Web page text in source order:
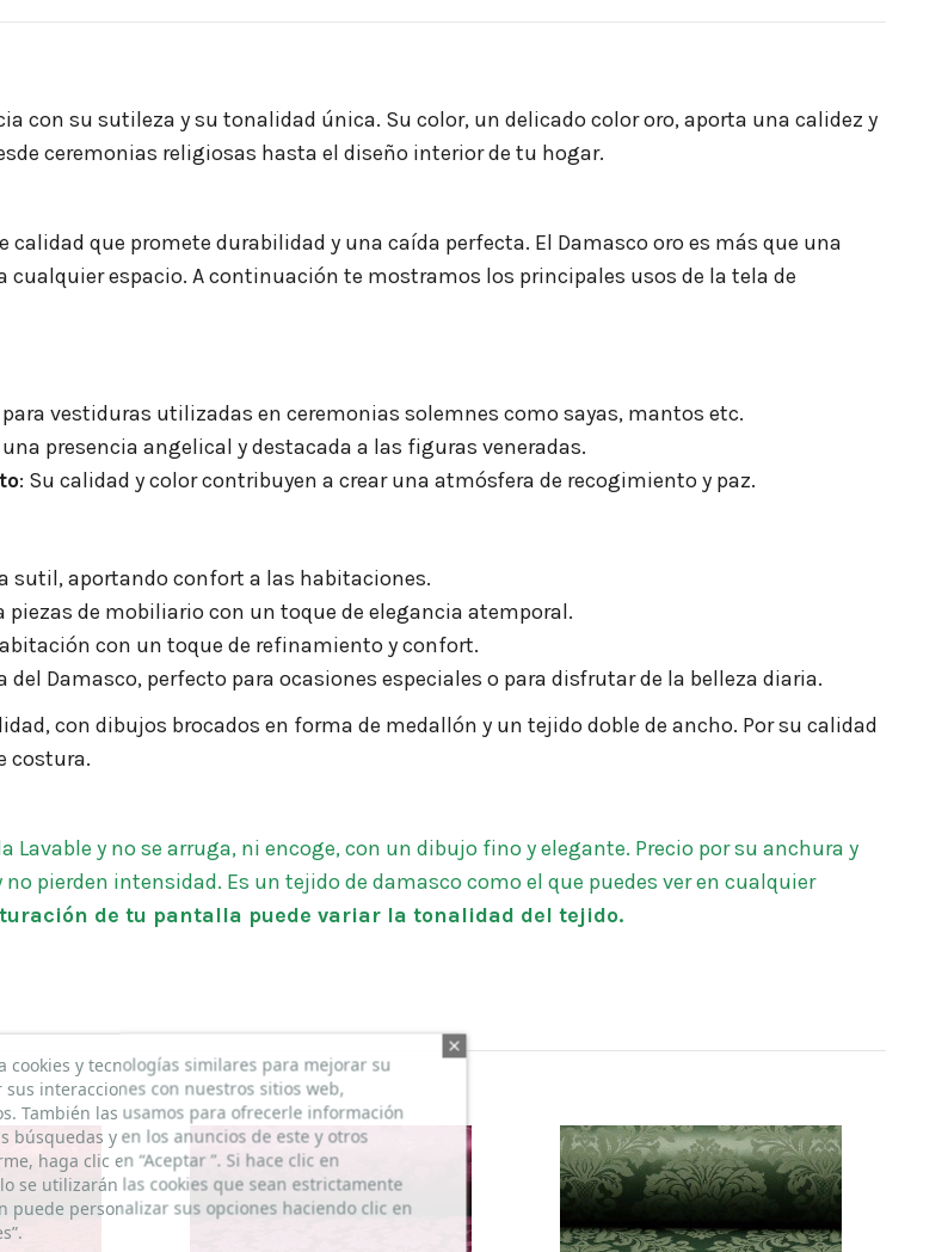
con su sutileza y su tonalidad única. Su color, un delicado color oro, aporta una calidez y
ceremonias religiosas hasta el diseño interior de tu hogar.
que promete durabilidad y una caída perfecta. El Damasco oro es más que una
espacio. A continuación te mostramos los principales usos de la tela de
vestiduras utilizadas en ceremonias solemnes como sayas, mantos etc.
presencia angelical y destacada a las figuras veneradas.
: Su calidad y color contribuyen a crear una atmósfera de recogimiento y paz.
sutil, aportando confort a las habitaciones.
piezas de mobiliario con un toque de elegancia atemporal.
con un toque de refinamiento y confort.
del Damasco, perfecto para ocasiones especiales o para disfrutar de la belleza diaria.
con dibujos brocados en forma de medallón y un tejido doble de ancho. Por su calidad
costura.
Lavable y no se arruga, ni encoge, con un dibujo fino y elegante. Precio por su anchura y
pierden intensidad. Es un tejido de damasco como el que puedes ver en cualquier
de tu pantalla puede variar la tonalidad del tejido.
cookies y tecnologías similares para mejorar su
interacciones con nuestros sitios web,
También las usamos para ofrecerle información
búsquedas y en los anuncios de este y otros
haga clic en “Aceptar ”. Si hace clic en
se utilizarán las cookies que sean estrictamente
puede personalizar sus opciones haciendo clic en